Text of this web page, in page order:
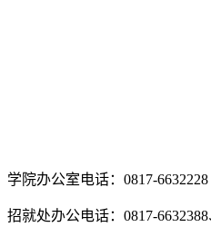
学院办公室电话：0817-6632228
招就处办公电话：0817-6632388